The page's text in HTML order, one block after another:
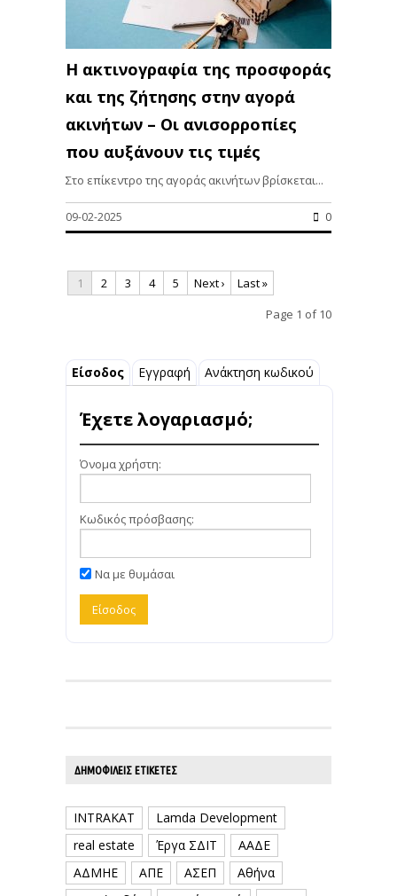
Η ακτινογραφία της προσφοράς
και της ζήτησης στην αγορά
ακινήτων – Οι ανισορροπίες
που αυξάνουν τις τιμές
Στο επίκεντρο της αγοράς ακινήτων βρίσκεται...
09-02-2025 0
1 2 3 4 5 Next ›
Last »
Page 1 of 10
Είσοδος Εγγραφή Ανάκτηση κωδικού
Έχετε λογαριασμό;
Όνομα χρήστη:
Κωδικός πρόσβασης:
Να με θυμάσαι
ΔΗΜΟΦΙΛΕΊΣ ΕΤΙΚΈΤΕΣ
INTRAKAT
Lamda Development
real estate
Έργα ΣΔΙΤ
ΑΑΔΕ
ΑΔΜΗΕ
ΑΠΕ ΑΣΕΠ
Αθήνα